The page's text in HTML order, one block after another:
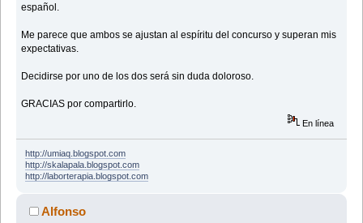
español.
Me parece que ambos se ajustan al espíritu del concurso y superan mis
expectativas.
Decidirse por uno de los dos será sin duda doloroso.
GRACIAS por compartirlo.
En línea
http://umiaq.blogspot.com
http://skalapala.blogspot.com
http://laborterapia.blogspot.com
Alfonso